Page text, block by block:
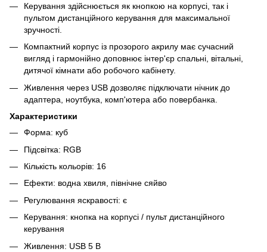
Керування здійснюється як кнопкою на корпусі, так і
пультом дистанційного керування для максимальної
зручності.
Компактний корпус із прозорого акрилу має сучасний
вигляд і гармонійно доповнює інтер'єр спальні, вітальні,
дитячої кімнати або робочого кабінету.
Живлення через USB дозволяє підключати нічник до
адаптера, ноутбука, комп'ютера або повербанка.
Характеристики
Форма: куб
Підсвітка: RGB
Кількість кольорів: 16
Ефекти: водна хвиля, північне сяйво
Регулювання яскравості: є
Керування: кнопка на корпусі / пульт дистанційного
керування
Живлення: USB 5 В